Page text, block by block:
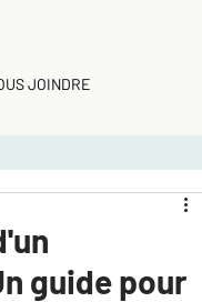
JOINDRE
guide pour